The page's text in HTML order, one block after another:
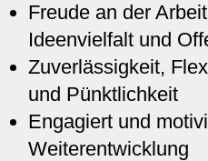
Freude an der
Ideenvielfalt und
Zuverlässigkeit,
und Pünktlichkeit
Engagiert und
Weiterentwicklung